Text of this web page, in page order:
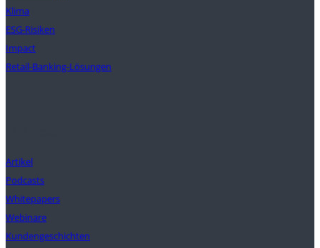
Klima
ESG-Risiken
Impact
Retail-Banking-Lösungen
Artikel
Podcasts
Whitepapers
Webinare
Kundengeschichten